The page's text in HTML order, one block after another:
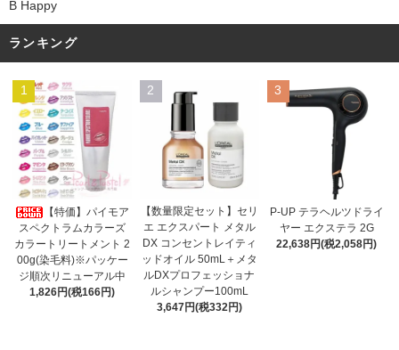
B Happy
ランキング
1
【特価】パイモア
スペクトラムカラーズ
カラートリートメント 2
00g(染毛料)※パッケー
ジ順次リニューアル中
1,826円(税166円)
2
【数量限定セット】セリ
エ エクスパート メタル
DX コンセントレイティ
ッドオイル 50mL＋メタ
ルDXプロフェッショナ
ルシャンプー100mL
3,647円(税332円)
3
P-UP テラヘルツドライ
ヤー エクステラ 2G
22,638円(税2,058円)